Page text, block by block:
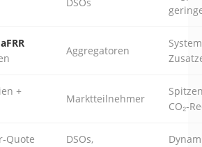
aFRR
Aggregatoren
+
Marktteilnehmer
DSOs,